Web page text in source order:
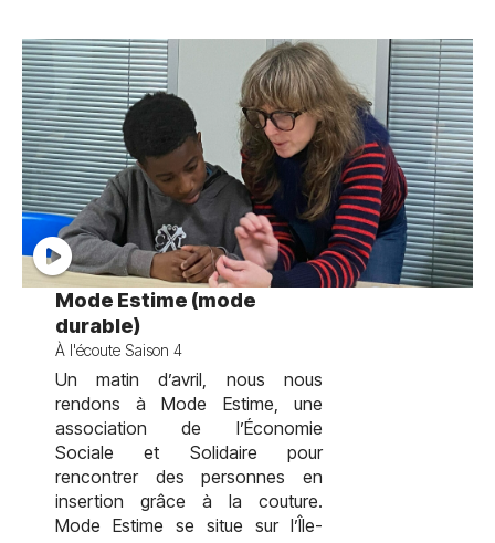
Mode Estime (mode
durable)
À l'écoute Saison 4
Un matin d’avril, nous nous
rendons à Mode Estime, une
association de l’Économie
Sociale et Solidaire pour
rencontrer des personnes en
insertion grâce à la couture.
Mode Estime se situe sur l’Île-